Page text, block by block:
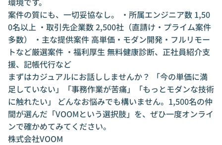
案件の質にも、一切妥協なし。 ・所属エンジニア数 1,50
0名以上 ・取引先企業数 2,500社（直請け・プライム案件
多数） ・主な提供案件 高単価・モダン開発・フルリモー
トなど厳選案件 ・福利厚生 無料健康診断、正社員紹介支
援、記帳代行など
まずはカジュアルにお話ししませんか？ 「今の単価に満
足していない」「事務作業が苦痛」「もっとモダンな技術
に触れたい」 どんなお悩みでも構いません。1,500名の仲
間が選んだ「VOOMという選択肢」を、ぜひ一度オンライ
ンで確かめてみてください。
株式会社VOOM